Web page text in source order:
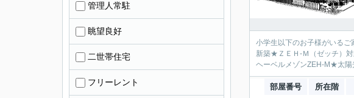
小学生以下のお子様がいるご
新築★ＺＥＨ-Ｍ（ゼッチ）
ヘーベルメゾンZEH-M★太
部屋番号 所在階
管理人常駐
眺望良好
二世帯住宅
フリーレント